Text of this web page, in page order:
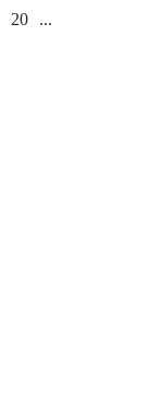
20 ...